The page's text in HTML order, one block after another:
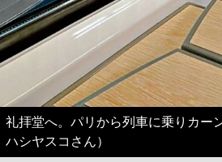
礼拝堂へ。パリから列車に乗りカー
ハシヤスコさん）